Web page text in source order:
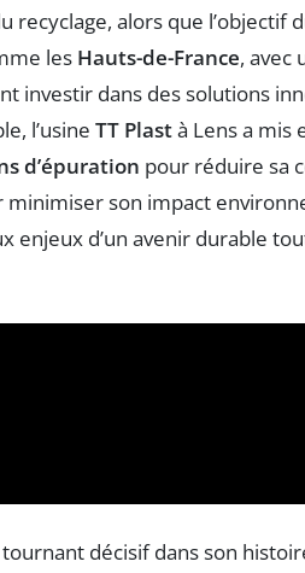
recyclage, alors que l’objectif
les Hauts-de-France, avec
investir dans des solutions
l’usine TT Plastà Lens a mis
d’épuration pour réduire sa
son impact
enjeux d’un avenir durable
décisif dans son